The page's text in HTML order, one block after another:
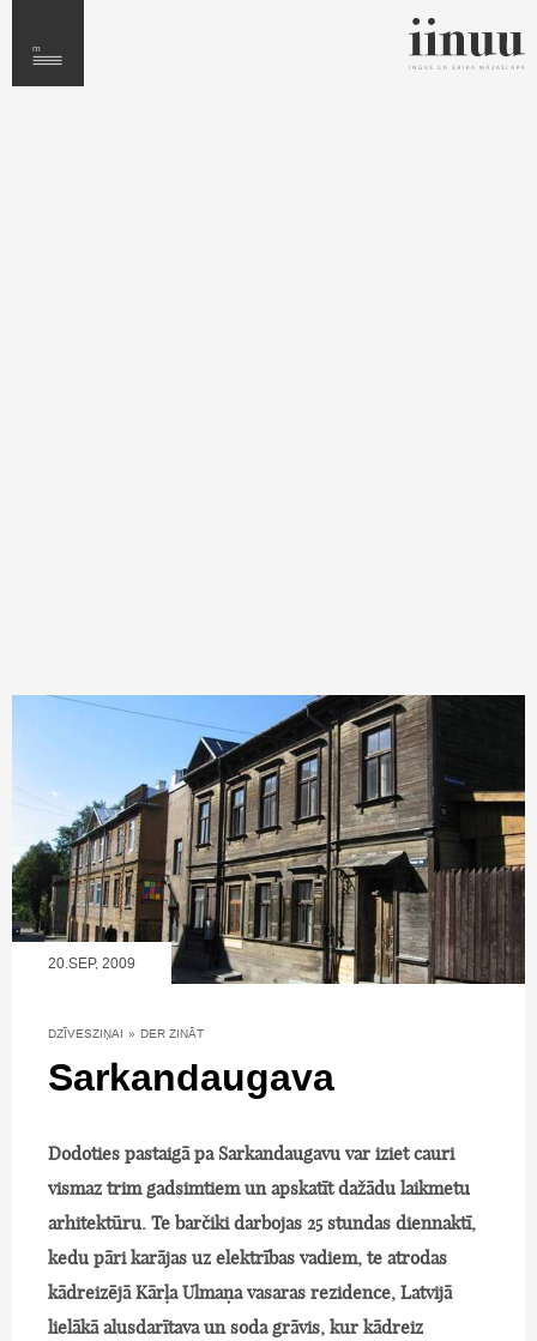
20.SEP, 2009
DZĪVESZIŅAI » DER ZINĀT
Sarkandaugava
Dodoties pastaigā pa Sarkandaugavu var iziet cauri
vismaz trim gadsimtiem un apskatīt dažādu laikmetu
arhitektūru. Te barčiki darbojas 25 stundas diennaktī,
kedu pāri karājas uz elektrības vadiem, te atrodas
kādreizējā Kārļa Ulmaņa vasaras rezidence, Latvijā
lielākā alusdarītava un soda grāvis, kur kādreiz